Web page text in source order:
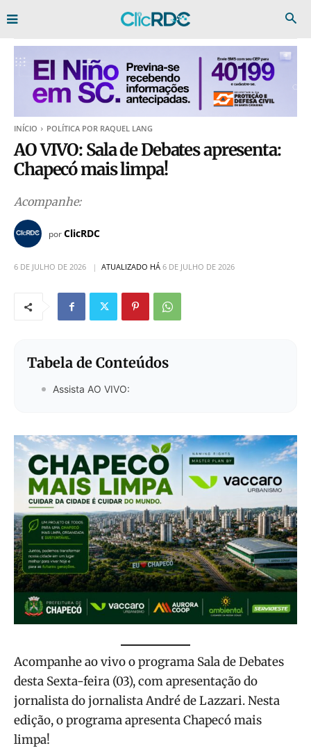
INÍCIO POLÍTICA POR RAQUEL LANG
AO VIVO: Sala de Debates apresenta:
Chapecó mais limpa!
Acompanhe:
porClicRDC
6 DE JULHO DE 2026 ATUALIZADO HÁ 6 DE JULHO DE 2026
Tabela de Conteúdos
Assista AO VIVO:
Acompanhe ao vivo o programa Sala de Debates
desta Sexta-feira (03), com apresentação do
jornalista do jornalista André de Lazzari. Nesta
edição, o programa apresenta Chapecó mais
limpa!